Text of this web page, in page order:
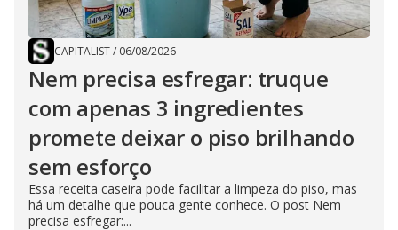
CAPITALIST/ 06/08/2026
Nem precisa esfregar: truque
com apenas 3 ingredientes
promete deixar o piso brilhando
sem esforço
Essa receita caseira pode facilitar a limpeza do piso, mas
há um detalhe que pouca gente conhece. O post Nem
precisa esfregar:...